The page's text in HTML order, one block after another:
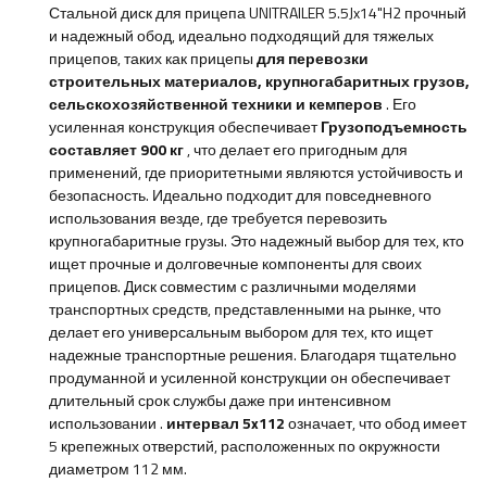
Стальной диск для прицепа UNITRAILER 5.5Jx14"H2прочный
и надежный обод, идеально подходящий для тяжелых
прицепов, таких как прицепыдля перевозки
строительных материалов, крупногабаритных грузов,
сельскохозяйственной техники и кемперов. Его
усиленная конструкция обеспечиваетГрузоподъемность
составляет 900 кг, что делает его пригодным для
применений, где приоритетными являются устойчивость и
безопасность. Идеальноподходит для повседневного
использования везде, где требуется перевозить
крупногабаритные грузы. Это надежный выбор для тех, кто
ищет прочные и долговечные компоненты для своих
прицепов. Диск совместим с различными моделями
транспортных средств, представленными на рынке, что
делает его универсальным выбором для тех, кто ищет
надежные транспортные решения. Благодаря тщательно
продуманной и усиленной конструкции он обеспечивает
длительный срок службы даже при интенсивном
использовании. интервал 5x112означает, что обод имеет
5 крепежных отверстий, расположенных по окружности
диаметром 112 мм.